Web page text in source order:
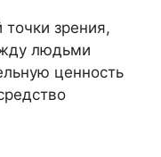
зрения,
людьми
ценность